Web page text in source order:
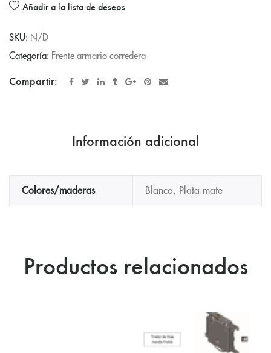
Añadir a la lista de deseos
SKU: N/D
Categoría: Frente armario corredera
Compartir:
Información adicional
Colores/maderas Blanco, Plata mate
Productos relacionados